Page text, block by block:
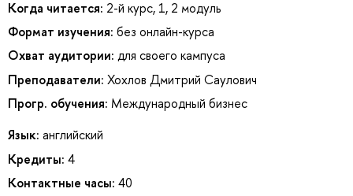
Когда читается: 2-й курс, 1, 2 модуль
Формат изучения: без онлайн-курса
Охват аудитории: для своего кампуса
Преподаватели: Хохлов Дмитрий Саулович
Прогр. обучения: Международный бизнес
Язык: английский
Кредиты: 4
Контактные часы: 40